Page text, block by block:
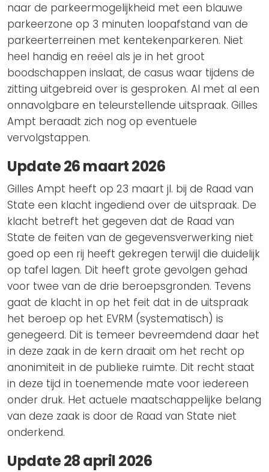
naar de parkeermogelijkheid met een blauwe
parkeerzone op 3 minuten loopafstand van de
parkeerterreinen met kentekenparkeren. Niet
heel handig en reëel als je in het groot
boodschappen inslaat, de casus waar tijdens de
zitting uitgebreid over is gesproken. Al met al een
onnavolgbare en teleurstellende uitspraak. Gilles
Ampt beraadt zich nog op eventuele
vervolgstappen.
Update 26 maart 2026
Gilles Ampt heeft op 23 maart jl. bij de Raad van
State een klacht ingediend over de uitspraak. De
klacht betreft het gegeven dat de Raad van
State de feiten van de gegevensverwerking niet
goed op een rij heeft gekregen terwijl die duidelijk
op tafel lagen. Dit heeft grote gevolgen gehad
voor twee van de drie beroepsgronden. Tevens
gaat de klacht in op het feit dat in de uitspraak
het beroep op het EVRM (systematisch) is
genegeerd. Dit is temeer bevreemdend daar het
in deze zaak in de kern draait om het recht op
anonimiteit in de publieke ruimte. Dit recht staat
in deze tijd in toenemende mate voor iedereen
onder druk. Het actuele maatschappelijke belang
van deze zaak is door de Raad van State niet
onderkend.
Update 28 april 2026